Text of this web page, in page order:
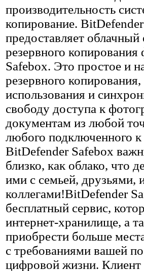
производительность
копирование.
предоставляет
резервного
Safebox. Это простое и
резервного
использования и
свободу доступа к
документам из любой
любого подключенного
BitDefender Safebox
близко, как облако, что
ими с семьей, друзьями,
коллегами!BitDefender
бесплатный сервис,
интернет-хранилище, а
приобрести больше
с требованиями вашей
цифровой жизни.